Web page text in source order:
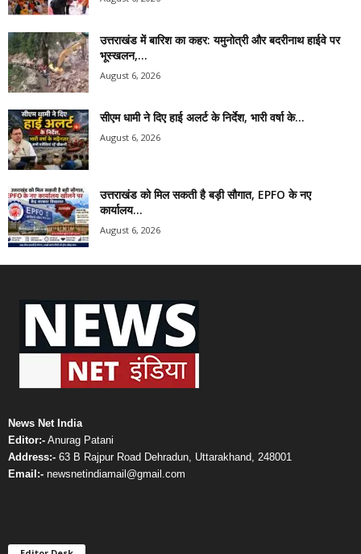
उत्तराखंड में बारिश का कहर: यमुनोत्री और बदरीनाथ हाईवे पर
भूस्खलन,...
August 6, 2026
सीएम धामी ने दिए हाई अलर्ट के निर्देश, भारी वर्षा के...
August 6, 2026
उत्तराखंड को मिल सकती है बड़ी सौगात, EPFO के नए
कार्यालय...
August 6, 2026
News Net India
Editor:- Anurag Patani
Address:- 63 B Rajpur Road Dehradun, Uttarakhand, 248001
Email:- newsnetindiamail@gmail.com